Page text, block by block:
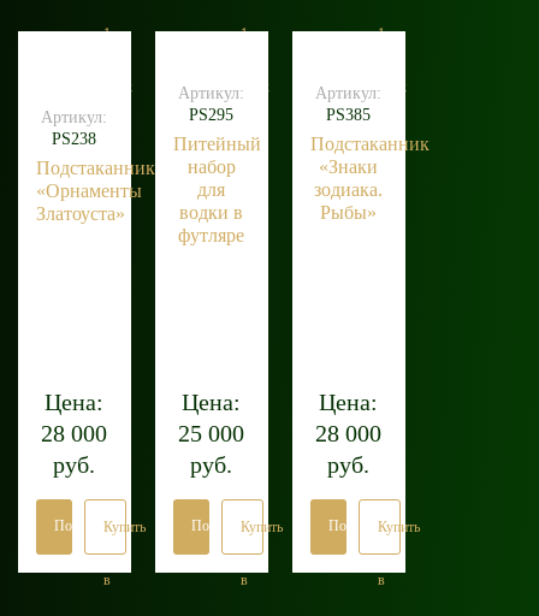
1
клик
1
клик
1
клик
Артикул:
PS238
Подстаканник
«Орнаменты
Златоуста»
Цена:
28 000
руб.
ПодробнееКупить
в
Артикул:
PS295
Питейный
набор
для
водки в
футляре
Цена:
25 000
руб.
ПодробнееКупить
в
Артикул:
PS385
Подстаканник
«Знаки
зодиака.
Рыбы»
Цена:
28 000
руб.
ПодробнееКупить
в